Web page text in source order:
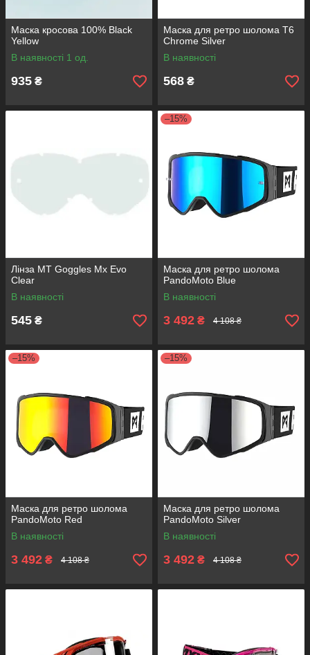
Маска кросова 100% Black
Yellow
В наявності 1 од.
935 ₴
Маска для ретро шолома T6
Chrome Silver
В наявності
568 ₴
Лінза MT Goggles Mx Evo
Clear
В наявності
545 ₴
–15%
Маска для ретро шолома
PandoMoto Blue
В наявності
3 492 ₴ 4 108 ₴
–15%
Маска для ретро шолома
PandoMoto Red
В наявності
3 492 ₴ 4 108 ₴
–15%
Маска для ретро шолома
PandoMoto Silver
В наявності
3 492 ₴ 4 108 ₴